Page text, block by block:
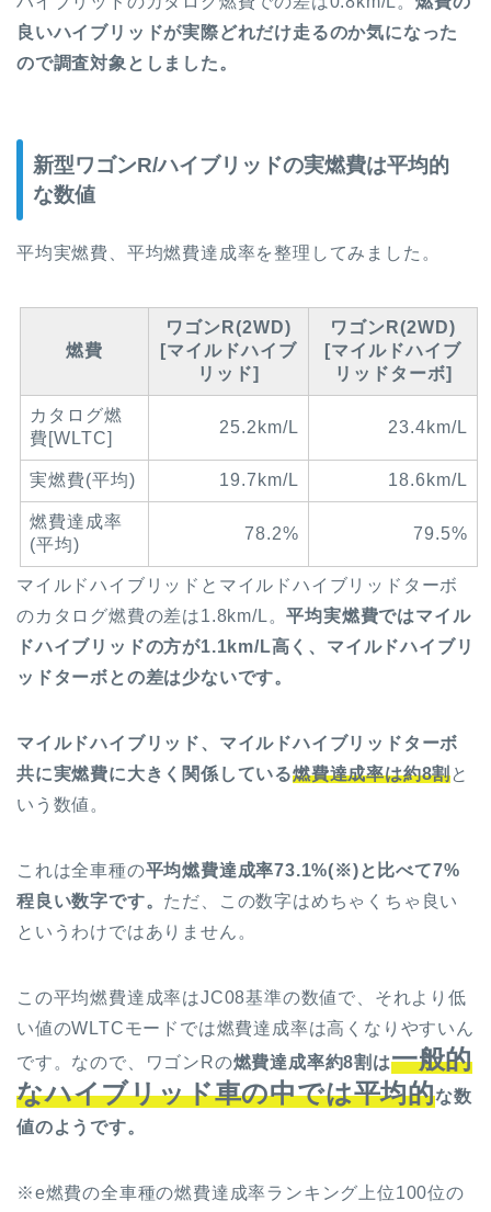
良いハイブリッドが実際どれだけ走るのか気になった
ので調査対象としました。
新型ワゴンR/ハイブリッドの実燃費は平均的
な数値
平均実燃費、平均燃費達成率を整理してみました。
燃費
ワゴンR(2WD)
[マイルドハイブ
リッド]
ワゴンR(2WD)
[マイルドハイブ
リッドターボ]
カタログ燃
費[WLTC]
25.2km/L 23.4km/L
実燃費(平均) 19.7km/L 18.6km/L
燃費達成率
(平均)
78.2% 79.5%
マイルドハイブリッドとマイルドハイブリッドターボ
のカタログ燃費の差は1.8km/L。平均実燃費ではマイル
ドハイブリッドの方が1.1km/L高く、マイルドハイブリ
ッドターボとの差は少ないです。
マイルドハイブリッド、マイルドハイブリッドターボ
共に実燃費に大きく関係している燃費達成率は約8割と
いう数値。
これは全車種の平均燃費達成率73.1%(※)と比べて7%
程良い数字です。 ただ、この数字はめちゃくちゃ良い
というわけではありません。
この平均燃費達成率はJC08基準の数値で、それより低
い値のWLTCモードでは燃費達成率は高くなりやすいん
です。なので、ワゴンRの燃費達成率約8割は一般的
なハイブリッド車の中では平均的な数
値のようです。
※e燃費の全車種の燃費達成率ランキング上位100位の